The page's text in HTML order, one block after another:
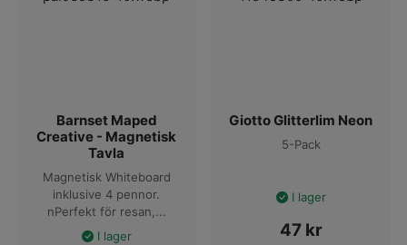
Barnset Maped
Creative - Magnetisk
Tavla
Magnetisk Whiteboard
inklusive 4 pennor.
nPerfekt för resan,...
I lager
Giotto Glitterlim Neon
5-Pack
I lager
47 kr